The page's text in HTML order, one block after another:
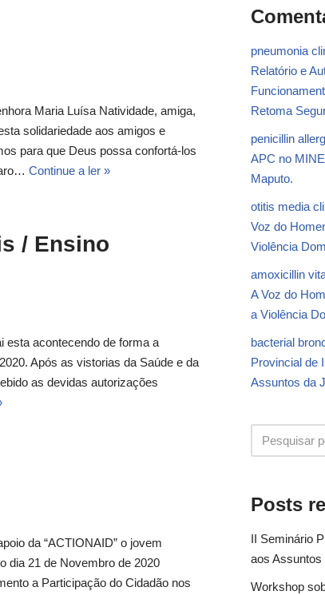
Maria Luísa Natividade, amiga,
solidariedade aos amigos e
para que Deus possa confortá-los
Continue a ler »
/ Ensino
esta acontecendo de forma a
Após as vistorias da Saúde e da
as devidas autorizações
da “ACTIONAID” o jovem
dia 21 de Novembro de 2020
a Participação do Cidadão nos
pneumonia
Relatório e
Retoma
penicillin
APC no
Maputo.
otitis media
Voz do
Violência
amoxicillin
A Voz do
a Violência
bacterial
Provincial de
Assuntos da
Posts
II Seminário
aos Assuntos
Workshop